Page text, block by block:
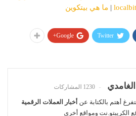
| ما هي بيتكوين
Twitter
Google+
1230 المشاركات
أهتم بالكتابة عن أخبار العملات الرقمية
الكريبتو.نت ومواقع أخرى